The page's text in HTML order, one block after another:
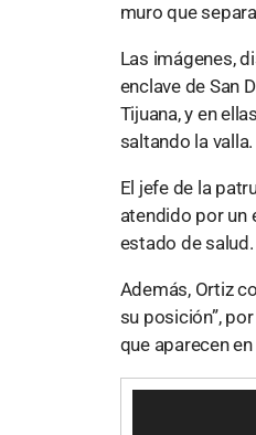
muro que
Las imágenes,
enclave de San
Tijuana, y en
saltando la valla.
El jefe de la
atendido por un
estado de salud.
Además, Ortiz
su posición”,
que aparecen